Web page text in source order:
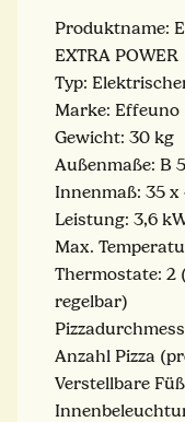
Produktname:
EXTRA POWER
Typ:
Marke: Effeuno
Gewicht: 30 kg
Außenmaße: B
Innenmaß: 35 x
Leistung: 3,6
Max.
Thermostate: 2
regelbar)
Anzahl Pizza
Verstellbare